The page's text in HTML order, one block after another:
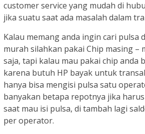
customer service yang mudah di
jika suatu saat ada masalah dalam
Kalau memang anda ingin cari pulsa
murah silahkan pakai Chip masing –
saja, tapi kalau mau pakai chip anda
karena butuh HP bayak untuk
hanya bisa mengisi pulsa satu
banyakan betapa repotnya jika
saat mau isi pulsa, di tambah lagi
per operator.